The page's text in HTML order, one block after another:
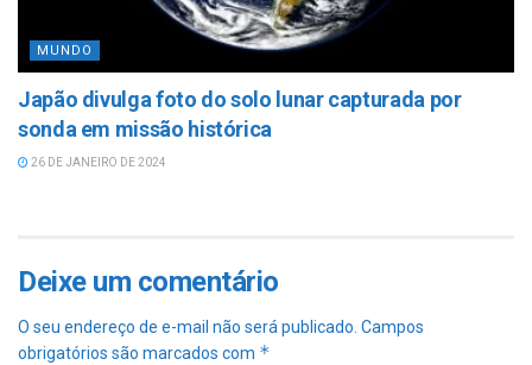
MUNDO
Japão divulga foto do solo lunar capturada por
sonda em missão histórica
26 DE JANEIRO DE 2024
Deixe um comentário
O seu endereço de e-mail não será publicado. Campos
obrigatórios são marcados com *